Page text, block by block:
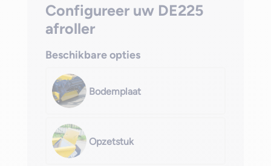
Configureer uw DE225
afroller
Beschikbare opties
Bodemplaat
Opzetstuk